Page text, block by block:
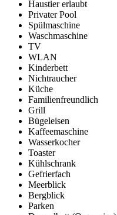
Haustier erlaubt
Privater Pool
Spülmaschine
Waschmaschine
TV
WLAN
Kinderbett
Nichtraucher
Küche
Familienfreundlich
Grill
Bügeleisen
Kaffeemaschine
Wasserkocher
Toaster
Kühlschrank
Gefrierfach
Meerblick
Bergblick
Parken